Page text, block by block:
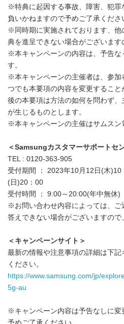
※特典に起因する事故、障害、犯罪
負いかねますので予めご了承くださ
※同時期に実施されております、他
典を進呈できない場合がございます
※本キャンペーンの内容は、予告な
す。
※本キャンペーンの主催者は、参加
つでも本要項の内容を変更するこ
後の本要項は方法の如何を問わず
が生じるものとします。
※本キャンペーンの主催はサムスン
＜ Samsungカスタマーサポートセ
TEL : 0120-363-905
受付期間 ： 2023年10月12日(木)10
(日)20：00
受付時間 ： 9:00～20:00(年中無休)
※お問い合わせ内容によっては、ご
答えできない場合がございますので
＜キャンペーンサイト＞
最新の情報や注意事項の詳細は下
ください。
https://www.samsung.com/jp/
5g-au
※キャンペーン内容は予告なしに変